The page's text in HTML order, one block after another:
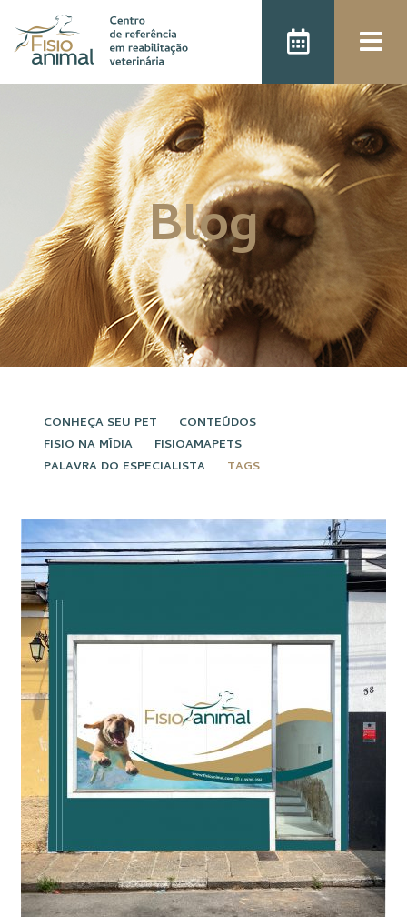
Blog
CONHEÇA SEU PET
CONTEÚDOS
FISIO NA MÍDIA
FISIOAMAPETS
PALAVRA DO ESPECIALISTA
TAGS